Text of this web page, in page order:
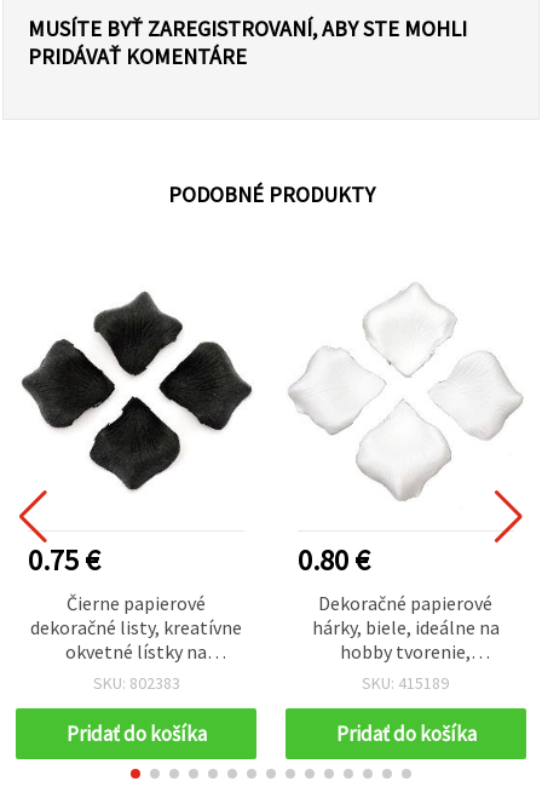
MUSÍTE BYŤ ZAREGISTROVANÍ, ABY STE MOHLI
PRIDÁVAŤ KOMENTÁRE
PODOBNÉ PRODUKTY
0.75 €
Čierne papierové
dekoračné listy, kreatívne
okvetné lístky na
dekorácie – 144 ks
SKU: 802383
Pridať do košíka
0.80 €
Dekoračné papierové
hárky, biele, ideálne na
hobby tvorenie,
scrapbooking a dekorácie
SKU: 415189
Pridať do košíka